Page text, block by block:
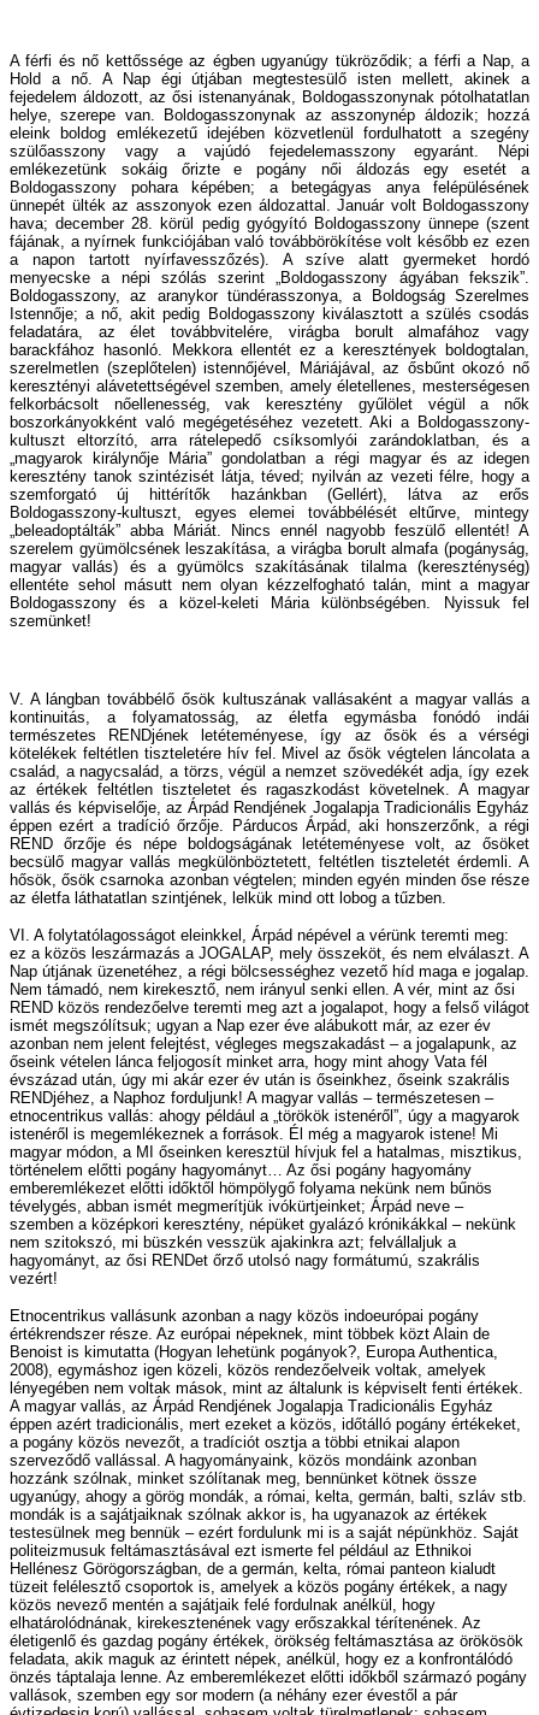
A férfi és nő kettőssége az égben ugyanúgy tükröződik; a férfi a Nap, a
Hold a nő. A Nap égi útjában megtestesülő isten mellett, akinek a
fejedelem áldozott, az ősi istenanyának, Boldogasszonynak pótolhatatlan
helye, szerepe van. Boldogasszonynak az asszonynép áldozik; hozzá
eleink boldog emlékezetű idejében közvetlenül fordulhatott a szegény
szülőasszony vagy a vajúdó fejedelemasszony egyaránt. Népi
emlékezetünk sokáig őrizte e pogány női áldozás egy esetét a
Boldogasszony pohara képében; a betegágyas anya felépülésének
ünnepét ülték az asszonyok ezen áldozattal. Január volt Boldogasszony
hava; december 28. körül pedig gyógyító Boldogasszony ünnepe (szent
fájának, a nyírnek funkciójában való továbbörökítése volt később ez ezen
a napon tartott nyírfavesszőzés). A szíve alatt gyermeket hordó
menyecske a népi szólás szerint „Boldogasszony ágyában fekszik”.
Boldogasszony, az aranykor tündérasszonya, a Boldogság Szerelmes
Istennője; a nő, akit pedig Boldogasszony kiválasztott a szülés csodás
feladatára, az élet továbbvitelére, virágba borult almafához vagy
barackfához hasonló. Mekkora ellentét ez a keresztények boldogtalan,
szerelmetlen (szeplőtelen) istennőjével, Máriájával, az ősbűnt okozó nő
keresztényi alávetettségével szemben, amely életellenes, mesterségesen
felkorbácsolt nőellenesség, vak keresztény gyűlölet végül a nők
boszorkányokként való megégetéséhez vezetett. Aki a Boldogasszony-
kultuszt eltorzító, arra rátelepedő csíksomlyói zarándoklatban, és a
„magyarok királynője Mária” gondolatban a régi magyar és az idegen
keresztény tanok szintézisét látja, téved; nyilván az vezeti félre, hogy a
szemforgató új hittérítők hazánkban (Gellért), látva az erős
Boldogasszony-kultuszt, egyes elemei továbbélését eltűrve, mintegy
„beleadoptálták” abba Máriát. Nincs ennél nagyobb feszülő ellentét! A
szerelem gyümölcsének leszakítása, a virágba borult almafa (pogányság,
magyar vallás) és a gyümölcs szakításának tilalma (kereszténység)
ellentéte sehol másutt nem olyan kézzelfogható talán, mint a magyar
Boldogasszony és a közel-keleti Mária különbségében. Nyissuk fel
szemünket!
V. A lángban továbbélő ősök kultuszának vallásaként a magyar vallás a
kontinuitás, a folyamatosság, az életfa egymásba fonódó indái
természetes RENDjének letéteményese, így az ősök és a vérségi
kötelékek feltétlen tiszteletére hív fel. Mivel az ősök végtelen láncolata a
család, a nagycsalád, a törzs, végül a nemzet szövedékét adja, így ezek
az értékek feltétlen tiszteletet és ragaszkodást követelnek. A magyar
vallás és képviselője, az Árpád Rendjének Jogalapja Tradicionális Egyház
éppen ezért a tradíció őrzője. Párducos Árpád, aki honszerzőnk, a régi
REND őrzője és népe boldogságának letéteményese volt, az ősöket
becsülő magyar vallás megkülönböztetett, feltétlen tiszteletét érdemli. A
hősök, ősök csarnoka azonban végtelen; minden egyén minden őse része
az életfa láthatatlan szintjének, lelkük mind ott lobog a tűzben.
VI. A folytatólagosságot eleinkkel, Árpád népével a vérünk teremti meg:
ez a közös leszármazás a JOGALAP, mely összeköt, és nem elválaszt. A
Nap útjának üzenetéhez, a régi bölcsességhez vezető híd maga e jogalap.
Nem támadó, nem kirekesztő, nem irányul senki ellen. A vér, mint az ősi
REND közös rendezőelve teremti meg azt a jogalapot, hogy a felső világot
ismét megszólítsuk; ugyan a Nap ezer éve alábukott már, az ezer év
azonban nem jelent felejtést, végleges megszakadást – a jogalapunk, az
őseink vételen lánca feljogosít minket arra, hogy mint ahogy Vata fél
évszázad után, úgy mi akár ezer év után is őseinkhez, őseink szakrális
RENDjéhez, a Naphoz forduljunk! A magyar vallás – természetesen –
etnocentrikus vallás: ahogy például a „törökök istenéről”, úgy a magyarok
istenéről is megemlékeznek a források. Él még a magyarok istene! Mi
magyar módon, a MI őseinken keresztül hívjuk fel a hatalmas, misztikus,
történelem előtti pogány hagyományt… Az ősi pogány hagyomány
emberemlékezet előtti időktől hömpölygő folyama nekünk nem bűnös
tévelygés, abban ismét megmerítjük ivókürtjeinket; Árpád neve –
szemben a középkori keresztény, népüket gyalázó krónikákkal – nekünk
nem szitokszó, mi büszkén vesszük ajakinkra azt; felvállaljuk a
hagyományt, az ősi RENDet őrző utolsó nagy formátumú, szakrális
vezért!
Etnocentrikus vallásunk azonban a nagy közös indoeurópai pogány
értékrendszer része. Az európai népeknek, mint többek közt Alain de
Benoist is kimutatta (Hogyan lehetünk pogányok?, Europa Authentica,
2008), egymáshoz igen közeli, közös rendezőelveik voltak, amelyek
lényegében nem voltak mások, mint az általunk is képviselt fenti értékek.
A magyar vallás, az Árpád Rendjének Jogalapja Tradicionális Egyház
éppen azért tradicionális, mert ezeket a közös, időtálló pogány értékeket,
a pogány közös nevezőt, a tradíciót osztja a többi etnikai alapon
szerveződő vallással. A hagyományaink, közös mondáink azonban
hozzánk szólnak, minket szólítanak meg, bennünket kötnek össze
ugyanúgy, ahogy a görög mondák, a római, kelta, germán, balti, szláv stb.
mondák is a sajátjaiknak szólnak akkor is, ha ugyanazok az értékek
testesülnek meg bennük – ezért fordulunk mi is a saját népünkhöz. Saját
politeizmusuk feltámasztásával ezt ismerte fel például az Ethnikoi
Hellénesz Görögországban, de a germán, kelta, római panteon kialudt
tüzeit felélesztő csoportok is, amelyek a közös pogány értékek, a nagy
közös nevező mentén a sajátjaik felé fordulnak anélkül, hogy
elhatárolódnának, kirekesztenének vagy erőszakkal térítenének. Az
életigenlő és gazdag pogány értékek, örökség feltámasztása az örökösök
feladata, akik maguk az érintett népek, anélkül, hogy ez a konfrontálódó
önzés táptalaja lenne. Az emberemlékezet előtti időkből származó pogány
vallások, szemben egy sor modern (a néhány ezer évestől a pár